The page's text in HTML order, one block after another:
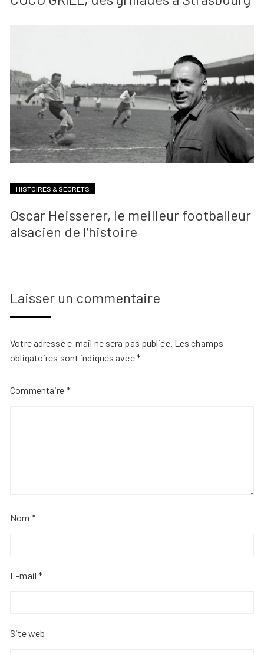
HISTOIRES & SECRETS
Oscar Heisserer, le meilleur footballeur
alsacien de l’histoire
Laisser un commentaire
Votre adresse e-mail ne sera pas publiée. Les champs
obligatoires sont indiqués avec*
Commentaire *
Nom *
E-mail*
Site web